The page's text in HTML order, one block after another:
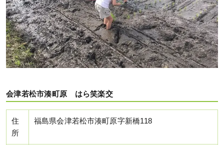
会津若松市湊町原 はら笑楽交
住
所
福島県会津若松市湊町原字新橋118